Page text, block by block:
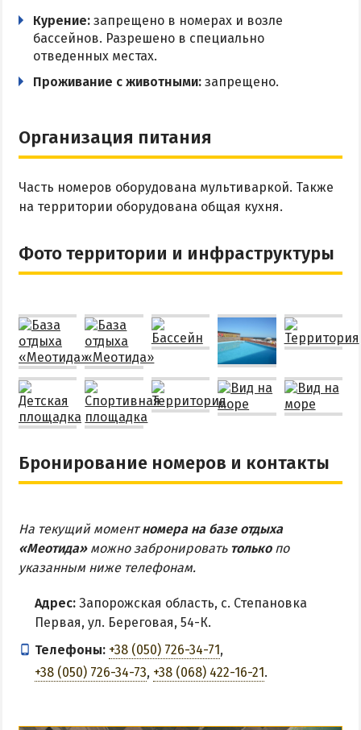
Курение: запрещено в номерах и возле
бассейнов. Разрешено в специально
отведенных местах.
Проживание с животными: запрещено.
Организация питания
Часть номеров оборудована мультиваркой. Также
на территории оборудована общая кухня.
Фото территории и инфраструктуры
Бронирование номеров и контакты
На текущий моментномера на базе отдыха
«Меотида»можно забронировать толькопо
указанным ниже телефонам.
Адрес: Запорожская область, с. Степановка
Первая, ул. Береговая, 54-К.
Телефоны: +38 (050) 726-34-71,
+38 (050) 726-34-73, +38 (068) 422-16-21.